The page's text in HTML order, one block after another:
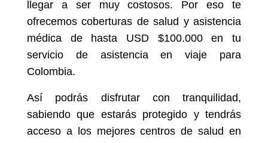
llegar a ser muy costosos. Por eso te
ofrecemos coberturas de salud y asistencia
médica de hasta USD $100.000 en tu
servicio de asistencia en viaje para
Colombia.
Así podrás disfrutar con tranquilidad,
sabiendo que estarás protegido y tendrás
acceso a los mejores centros de salud en